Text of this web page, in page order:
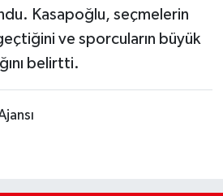
Kasapoğlu, seçmelerin
ve sporcuların büyük
belirtti.